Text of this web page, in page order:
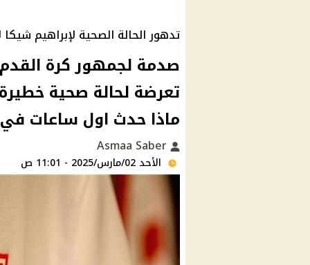
تدهور الحالة الصحية لإبراهيم شيكا
صدمة لجمهور كرة
تعرضة لحالة صحية
ماذا حدث اول ساعات
الأحد 02/مارس/2025 - 11:01 ص